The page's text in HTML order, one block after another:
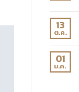
13
ต.ค.
01
ม.ค.